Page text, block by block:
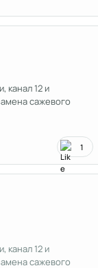
канал 12 и
сажевого
1
канал 12 и
сажевого